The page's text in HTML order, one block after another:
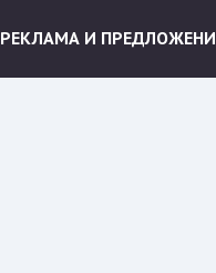
РЕКЛАМА И